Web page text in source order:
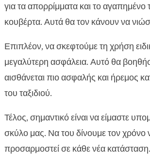
για τα απορρίμματα και το αγαπημένο
κουβέρτα. Αυτά θα τον κάνουν να
Επιπλέον, να σκεφτούμε τη χρήση
μεγαλύτερη ασφάλεια. Αυτό θα
αισθάνεται πιο ασφαλής και ήρεμος
του ταξιδιού.
Τέλος, σημαντικό είναι να είμαστε
σκύλο μας. Να του δίνουμε τον χρόνο
προσαρμοστεί σε κάθε νέα